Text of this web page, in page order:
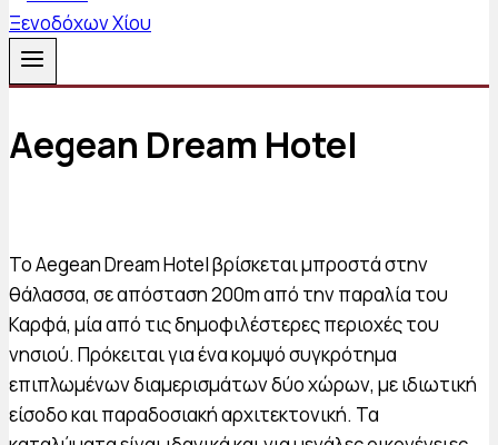
Aegean Dream Hotel
Το Aegean Dream Hotel βρίσκεται μπροστά στην
θάλασσα, σε απόσταση 200m από την παραλία του
Καρφά, μία από τις δημοφιλέστερες περιοχές του
νησιού. Πρόκειται για ένα κομψό συγκρότημα
επιπλωμένων διαμερισμάτων δύο χώρων, με ιδιωτική
είσοδο και παραδοσιακή αρχιτεκτονική. Τα